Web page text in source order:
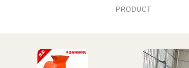
PRODUCT